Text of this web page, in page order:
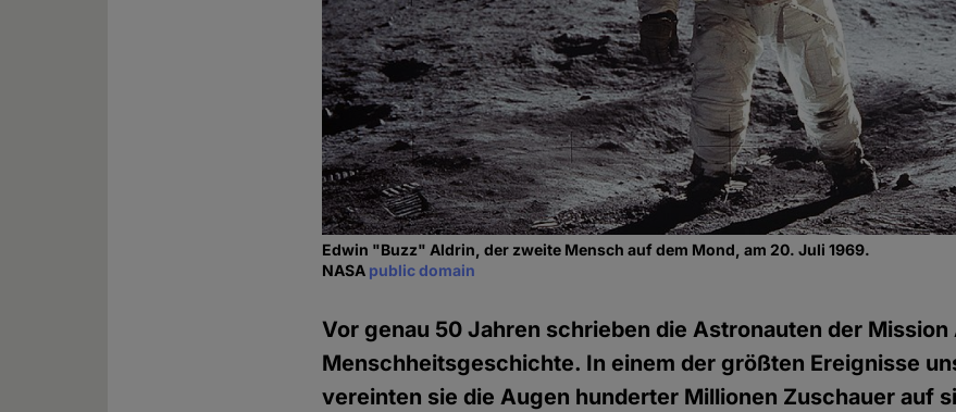
Edwin "Buzz" Aldrin, der zweite Mensch auf dem Mond, am 20. Juli 1969.
NASA public domain
Vor genau 50 Jahren schrieben die Astronauten der Mission
Menschheitsgeschichte. In einem der größten Ereignisse
vereinten sie die Augen hunderter Millionen Zuschauer auf